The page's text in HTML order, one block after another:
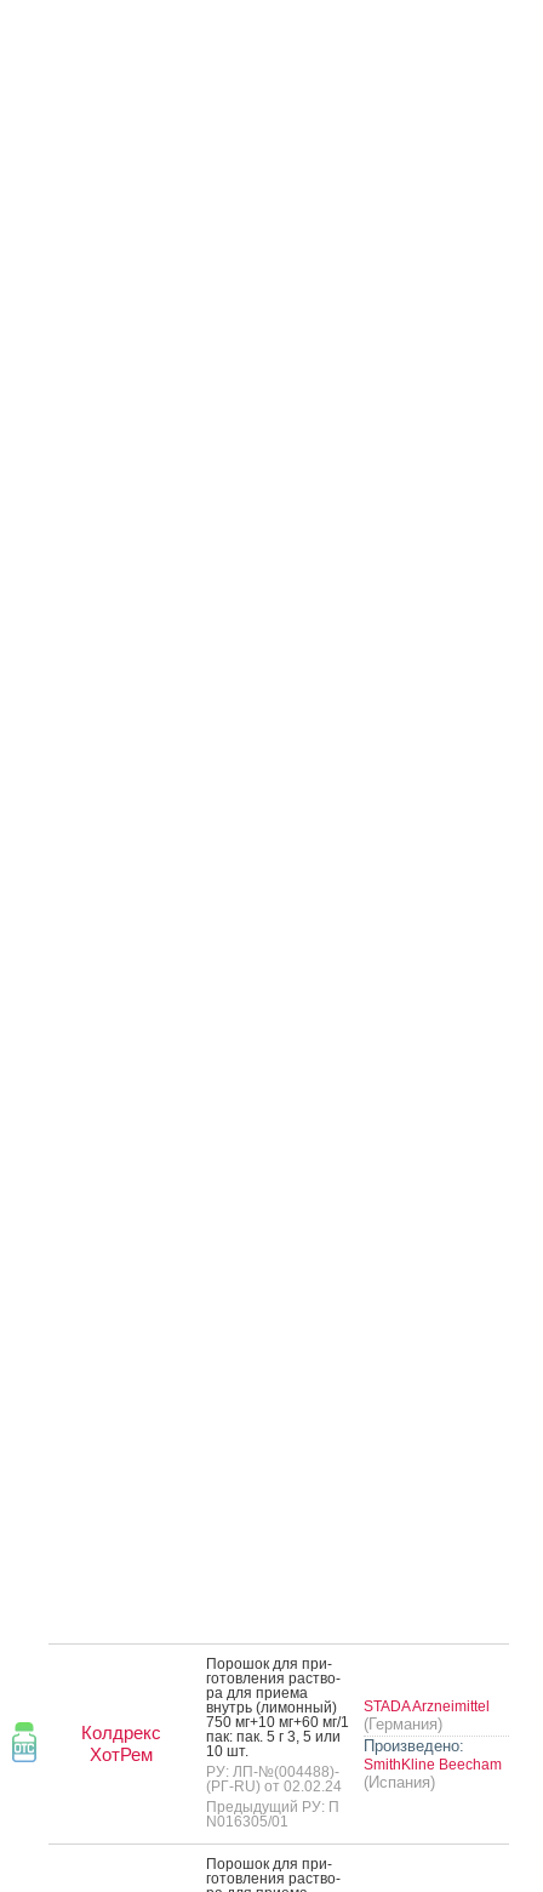
Колдрекс
ХотРем
По­рошок для при­
готов­ле­ния рас­тво­
ра для при­ема
внутрь (ли­мон­ный)
750 мг+10 мг+60 мг/1
пак: пак. 5 г 3, 5 или
10 шт.
РУ: ЛП-№(004488)-
(РГ-RU) от 02.02.24
Предыдущий РУ: П
N016305/01
STADA Arzneimittel
(Германия)
Произведено:
SmithKline Beecham
(Испания)
По­рошок для при­
готов­ле­ния рас­тво­